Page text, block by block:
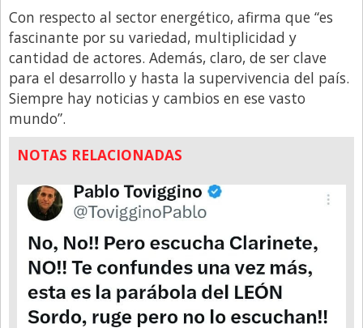
Con respecto al sector energético, afirma que “es
fascinante por su variedad, multiplicidad y
cantidad de actores. Además, claro, de ser clave
para el desarrollo y hasta la supervivencia del país.
Siempre hay noticias y cambios en ese vasto
mundo”.
NOTAS RELACIONADAS